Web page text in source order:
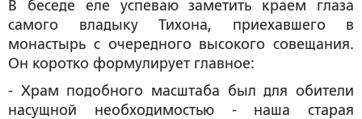
В беседе еле успеваю заметить краем глаза
самого владыку Тихона, приехавшего в
монастырь с очередного высокого совещания.
Он коротко формулирует главное:
- Храм подобного масштаба был для обители
насущной необходимостью - наша старая